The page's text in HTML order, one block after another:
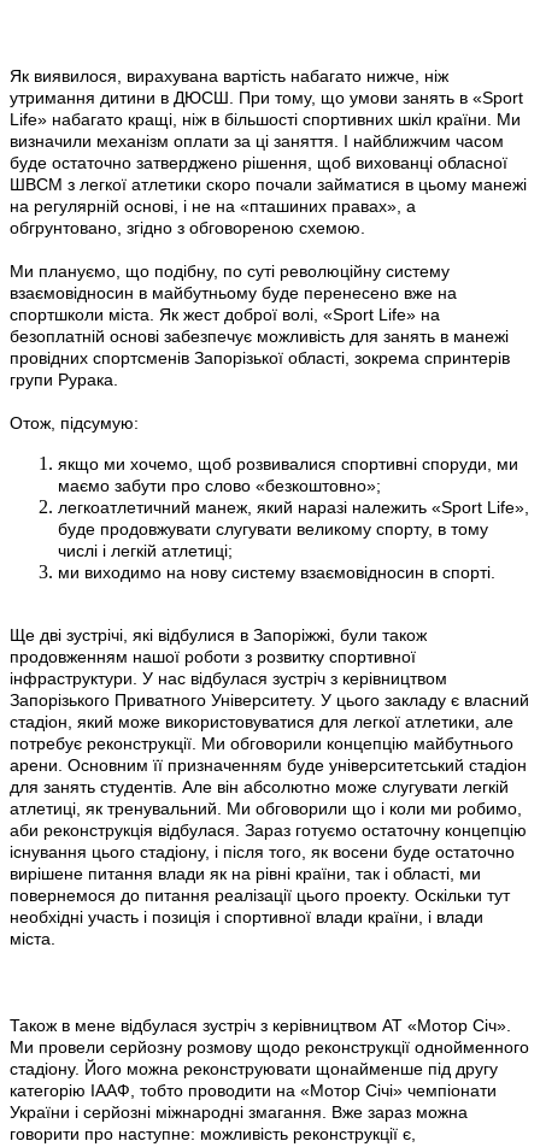
Як виявилося, вирахувана вартість набагато нижче, ніж
утримання дитини в ДЮСШ. При тому, що умови занять в «Sport
Life» набагато кращі, ніж в більшості спортивних шкіл країни. Ми
визначили механізм оплати за ці заняття. І найближчим часом
буде остаточно затверджено рішення, щоб вихованці обласної
ШВСМ з легкої атлетики скоро почали займатися в цьому манежі
на регулярній основі, і не на «пташиних правах», а
обгрунтовано, згідно з обговореною схемою.
Ми плануємо, що подібну, по суті революційну систему
взаємовідносин в майбутньому буде перенесено вже на
спортшколи міста. Як жест доброї волі, «Sport Life» на
безоплатній основі забезпечує можливість для занять в манежі
провідних спортсменів Запорізької області, зокрема спринтерів
групи Рурака.
Отож, підсумую:
якщо ми хочемо, щоб розвивалися спортивні споруди, ми
маємо забути про слово «безкоштовно»;
легкоатлетичний манеж, який наразі належить «Sport Life»,
буде продовжувати слугувати великому спорту, в тому
числі і легкій атлетиці;
ми виходимо на нову систему взаємовідносин в спорті.
Ще дві зустрічі, які відбулися в Запоріжжі, були також
продовженням нашої роботи з розвитку спортивної
інфраструктури. У нас відбулася зустріч з керівництвом
Запорізького Приватного Університету. У цього закладу є власний
стадіон, який може використовуватися для легкої атлетики, але
потребує реконструкції. Ми обговорили концепцію майбутнього
арени. Основним її призначенням буде університетський стадіон
для занять студентів. Але він абсолютно може слугувати легкій
атлетиці, як тренувальний. Ми обговорили що і коли ми робимо,
аби реконструкція відбулася. Зараз готуємо остаточну концепцію
існування цього стадіону, і після того, як восени буде остаточно
вирішене питання влади як на рівні країни, так і області, ми
повернемося до питання реалізації цього проекту. Оскільки тут
необхідні участь і позиція і спортивної влади країни, і влади
міста.
Також в мене відбулася зустріч з керівництвом АТ «Мотор Січ».
Ми провели серйозну розмову щодо реконструкції однойменного
стадіону. Його можна реконструювати щонайменше під другу
категорію ІААФ, тобто проводити на «Мотор Січі» чемпіонати
України і серйозні міжнародні змагання. Вже зараз можна
говорити про наступне: можливість реконструкції є,